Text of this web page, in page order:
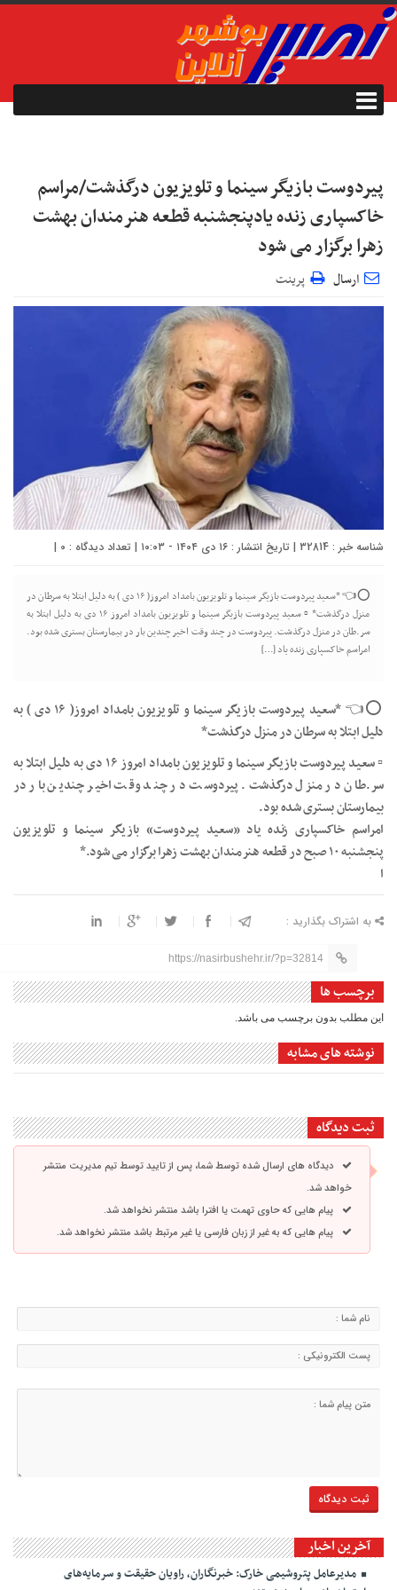
پیردوست بازیگر سینما و تلویزیون درگذشت/مراسم
خاکسپاری زنده یادپنجشنبه قطعه هنرمندان بهشت
زهرا برگزار می شود
ارسال پرینت
شناسه خبر : 32814 | تاریخ انتشار : ۱۶ دی ۱۴۰۴ - ۱۰:۰۳ | تعداد دیدگاه : 0
|
⭕👈 *سعید پیردوست بازیگر سینما و تلویزیون بامداد امروز( ۱۶ دی ) به دلیل ابتلا به سرطان در
منزل درگذشت* ▫️ سعید پیردوست بازیگر سینما و تلویزیون بامداد امروز ۱۶ دی به دلیل ابتلا به
سر.طان در منزل درگذشت. پیردوست در چند وقت اخیر چندین بار در بیمارستان بستری شده بود.
امراسم خاکسپاری زنده یاد […]
⭕👈 *سعید پیردوست بازیگر سینما و تلویزیون بامداد امروز( ۱۶ دی ) به
دلیل ابتلا به سرطان در منزل درگذشت*
▫️ سعید پیردوست بازیگر سینما و تلویزیون بامداد امروز ۱۶ دی به دلیل ابتلا به
سر.طان در منزل درگذشت. پیردوست در چند وقت اخیر چندین بار در
بیمارستان بستری شده بود.
امراسم خاکسپاری زنده یاد «سعید پیردوست» بازیگر سینما و تلویزیون
پنجشنبه ۱۰ صبح در قطعه هنرمندان بهشت زهرا برگزار می شود.*
ا
به اشتراک بگذارید :
https://nasirbushehr.ir/?p=32814
برچسب ها
این مطلب بدون برچسب می باشد.
نوشته های مشابه
ثبت دیدگاه
دیدگاه های ارسال شده توسط شما، پس از تایید توسط تیم مدیریت منتشر
خواهد شد.
پیام هایی که حاوی تهمت یا افترا باشد منتشر نخواهد شد.
پیام هایی که به غیر از زبان فارسی یا غیر مرتبط باشد منتشر نخواهد شد.
آخرین اخبار
مدیرعامل پتروشیمی خارک: خبرنگاران، راویان حقیقت و سرمایه‌های